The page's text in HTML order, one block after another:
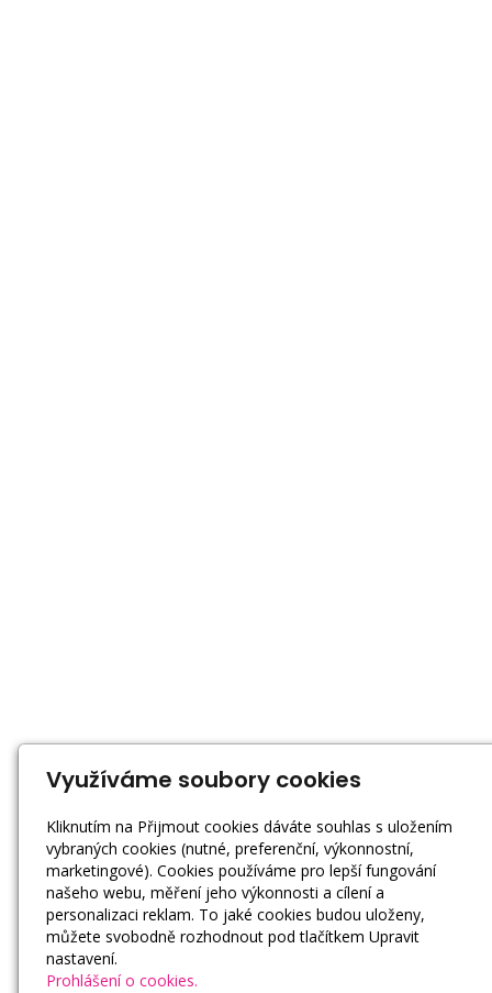
Využíváme soubory cookies
Kliknutím na Přijmout cookies dáváte souhlas s uložením
vybraných cookies (nutné, preferenční, výkonnostní,
marketingové). Cookies používáme pro lepší fungování
našeho webu, měření jeho výkonnosti a cílení a
personalizaci reklam. To jaké cookies budou uloženy,
můžete svobodně rozhodnout pod tlačítkem Upravit
nastavení.
Prohlášení o cookies.